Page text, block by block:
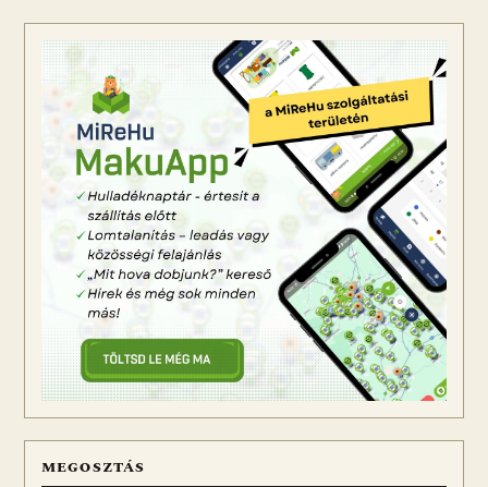
MEGOSZTÁS